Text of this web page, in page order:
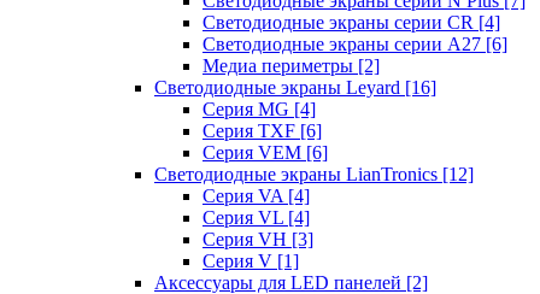
Светодиодные экраны серии CR [4]
Светодиодные экраны серии А27 [6]
Медиа периметры [2]
Светодиодные экраны Leyard [16]
Серия MG [4]
Серия TXF [6]
Серия VEM [6]
Светодиодные экраны LianTronics [12]
Серия VA [4]
Серия VL [4]
Серия VH [3]
Серия V [1]
Аксессуары для LED панелей [2]